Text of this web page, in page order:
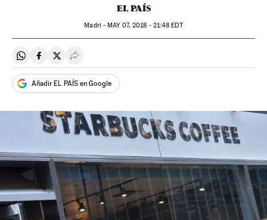
EL PAÍS
Madri -MAY07, 2018 - 21:48 EDT
Compartir en Whatsapp
Compartir en Facebook
Compartir en Twitter
Desplegar Redes Sociales
Añadir EL PAÍS en Google